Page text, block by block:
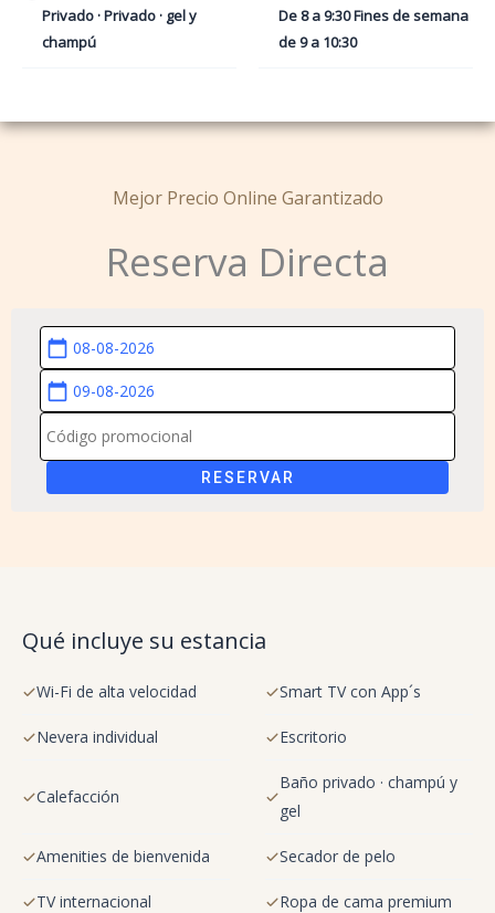
Privado · Privado · gel y
champú
De 8 a 9:30 Fines de semana
de 9 a 10:30
Mejor Precio Online Garantizado
Reserva Directa
calendar_today
calendar_today
RESERVAR
Qué incluye su estancia
Wi-Fi de alta velocidad Smart TV con App´s
Nevera individual Escritorio
Calefacción
Baño privado · champú y
gel
Amenities de bienvenida Secador de pelo
TV internacional Ropa de cama premium